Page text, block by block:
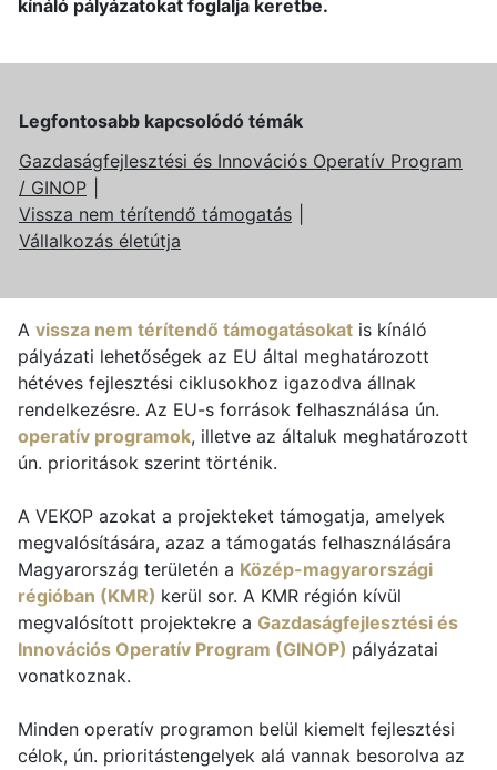
kínáló pályázatokat foglalja keretbe.
Legfontosabb kapcsolódó témák
Gazdaságfejlesztési és Innovációs Operatív Program
/ GINOP
Vissza nem térítendő támogatás
Vállalkozás életútja
A vissza nem térítendő támogatásokat is kínáló
pályázati lehetőségek az EU által meghatározott
hétéves fejlesztési ciklusokhoz igazodva állnak
rendelkezésre. Az EU-s források felhasználása ún.
operatív programok, illetve az általuk meghatározott
ún. prioritások szerint történik.
A VEKOP azokat a projekteket támogatja, amelyek
megvalósítására, azaz a támogatás felhasználására
Magyarország területén a Közép-magyarországi
régióban (KMR) kerül sor. A KMR régión kívül
megvalósított projektekre a Gazdaságfejlesztési és
Innovációs Operatív Program (GINOP) pályázatai
vonatkoznak.
Minden operatív programon belül kiemelt fejlesztési
célok, ún. prioritástengelyek alá vannak besorolva az